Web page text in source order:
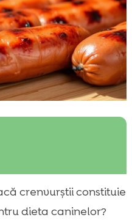
câinilor
ce sunt făcuți?
crenvurștii constituie
dieta caninelor?